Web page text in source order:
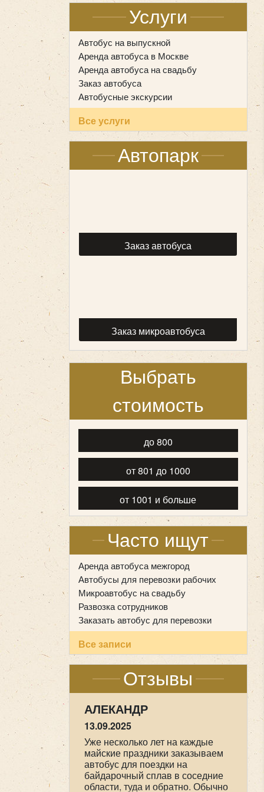
Услуги
Автобус на выпускной
Аренда автобуса в Москве
Аренда автобуса на свадьбу
Заказ автобуса
Автобусные экскурсии
Все услуги
Автопарк
Заказ автобуса
Заказ микроавтобуса
Выбрать
стоимость
до 800
от 801 до 1000
от 1001 и больше
Часто ищут
Аренда автобуса межгород
Автобусы для перевозки рабочих
Микроавтобус на свадьбу
Развозка сотрудников
Заказать автобус для перевозки
Все записи
Отзывы
АЛЕКАНДР
13.09.2025
Уже несколько лет на каждые
майские праздники заказываем
автобус для поездки на
байдарочный сплав в соседние
области, туда и обратно. Обычно